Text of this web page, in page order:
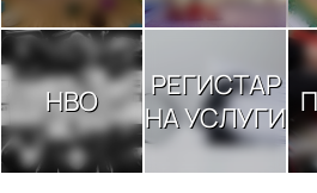
НВО
РЕГИСТАР
НА УСЛУГИ